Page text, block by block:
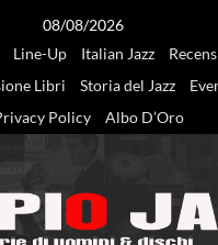
08/08/2026
Line-Up Italian Jazz
Libri Storia del Jazz
Policy
Albo D’Oro